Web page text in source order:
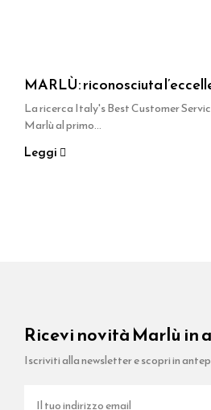
MARLÙ: riconosciuta
La ricerca Italy's Best Customer
Marlù al primo...
Leggi
Ricevi novità Marlù in
Iscriviti alla newsletter e scopri in